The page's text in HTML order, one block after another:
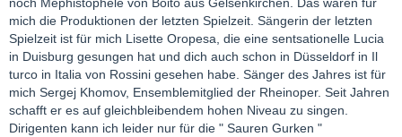
noch Mephistophele von Boito aus Gelsenkirchen. Das waren für
mich die Produktionen der letzten Spielzeit. Sängerin der letzten
Spielzeit ist für mich Lisette Oropesa, die eine sentsationelle Lucia
in Duisburg gesungen hat und dich auch schon in Düsseldorf in Il
turco in Italia von Rossini gesehen habe. Sänger des Jahres ist für
mich Sergej Khomov, Ensemblemitglied der Rheinoper. Seit Jahren
schafft er es auf gleichbleibendem hohen Niveau zu singen.
Dirigenten kann ich leider nur für die " Sauren Gurken "